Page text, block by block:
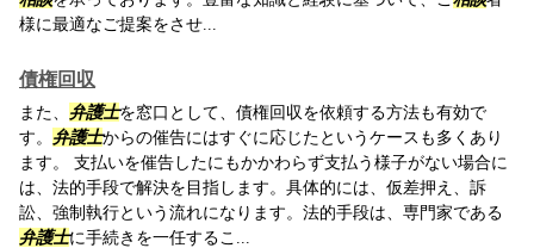
様に最適なご提案をさせ...
債権回収
また、 弁護士を窓口として、債権回収を依頼する方法も有効で
す。 弁護士からの催告にはすぐに応じたというケースも多くあり
ます。 支払いを催告したにもかかわらず支払う様子がない場合に
は、法的手段で解決を目指します。具体的には、仮差押え、訴
訟、強制執行という流れになります。法的手段は、専門家である
弁護士に手続きを一任するこ...